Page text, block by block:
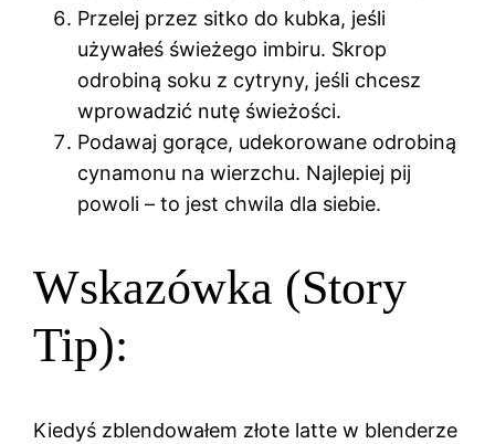
Przelej przez sitko do kubka, jeśli
używałeś świeżego imbiru. Skrop
odrobiną soku z cytryny, jeśli chcesz
wprowadzić nutę świeżości.
Podawaj gorące, udekorowane odrobiną
cynamonu na wierzchu. Najlepiej pij
powoli – to jest chwila dla siebie.
Wskazówka (Story
Tip):
Kiedyś zblendowałem złote latte w blenderze